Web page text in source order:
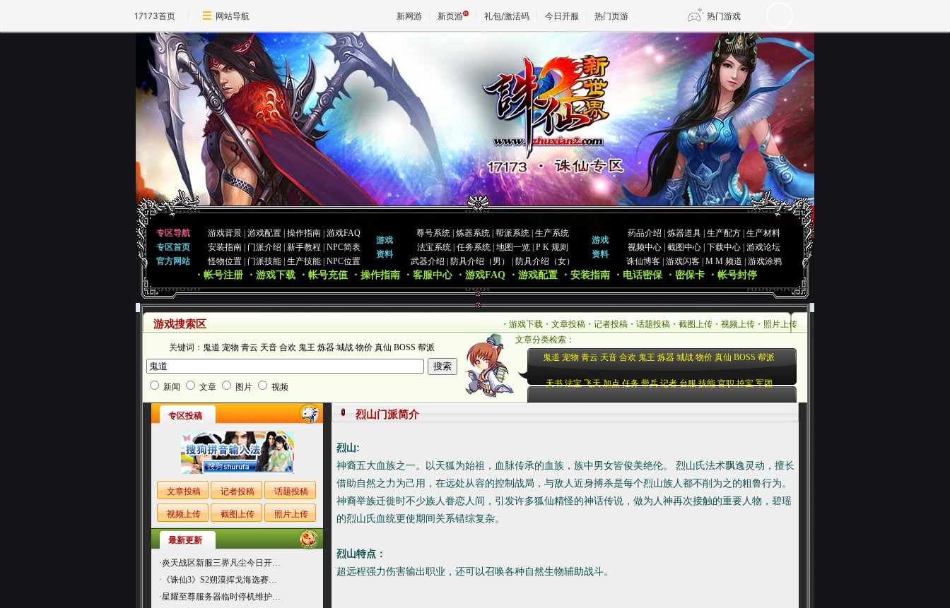
17173首页 网站导航 新网游 新页游 礼包/激活码 今日开服 热门页游 热门游戏
DNF 传奇4
天堂 剑网3旗舰版 新天龙八部
王权与自由 诛仙世界 仙剑世界
专区导航
专区首页
官方网站
游戏背景| 游戏配置| 操作指南| 游戏FAQ
安装指南| 门派介绍 新手教程
NPC简表
怪物位置| 门派技能| 生产技能| NPC位置
游戏
资料
尊号系统| 炼器系统| 帮派系统| 生产系统
法宝系统| 任务系统| 地图一览| P K 规则
武器介绍
防具介绍（男） 防具介绍（女）
游戏
资料
药品介绍 炼器道具| 生产配方| 生产材料
视频中心| 截图中心| 下载中心| 游戏论坛
诛仙博客| 游戏闪客| M M 频道 游戏涂鸦
・帐号注册 ・游戏下载 ・帐号充值 ・操作指南 ・客服中心 ・游戏FAQ ・游戏配置 ・安装指南 ・电话密保 ・密保卡 ・帐号封停
游戏搜索区 ・ 游戏下载・ 文章投稿・ 记者投稿・ 话题投稿・ 截图上传・ 视频上传・ 照片上传
关键词： 鬼道 宠物 青云 天音 合欢 鬼王 炼器 城战 物价 真仙 BOSS 帮派
新闻 文章 图片 视频
文章分类检索：
鬼道 宠物 青云 天音 合欢 鬼王 炼器 城战 物价 真仙 BOSS 帮派
天书 法宝 飞天 加点 任务 带兵 记者 台服 技能 官职 掉宝 军团
专区投稿
文章投稿 记者投稿 话题投稿
视频上传 截图上传 照片上传
最新更新
·炎天战区新服三界凡尘今日开…
· 《诛仙3》S2朔漠挥戈海选赛…
·星耀至尊服务器临时停机维护…
烈山门派简介
烈山:
神裔五大血族之一。以天狐为始祖，血脉传承的血族，族中男女皆俊美绝伦。 烈山氏法术飘逸灵动，擅长
借助自然之力为己用，在远处从容的控制战局，与敌人近身搏杀是每个烈山族人都不削为之的粗鲁行为。
神裔举族迁徙时不少族人眷恋人间，引发许多狐仙精怪的神话传说，做为人神再次接触的重要人物，碧瑶
的烈山氏血统更使期间关系错综复杂。
烈山特点：
超远程强力伤害输出职业，还可以召唤各种自然生物辅助战斗。